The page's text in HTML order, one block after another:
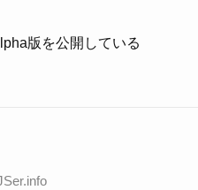
版を公開している